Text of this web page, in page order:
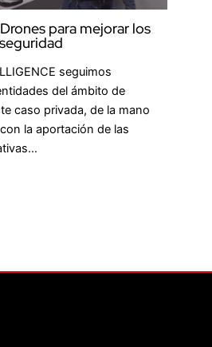
para mejorar los
seguimos
del ámbito de
caso privada, de la mano
la aportación de las